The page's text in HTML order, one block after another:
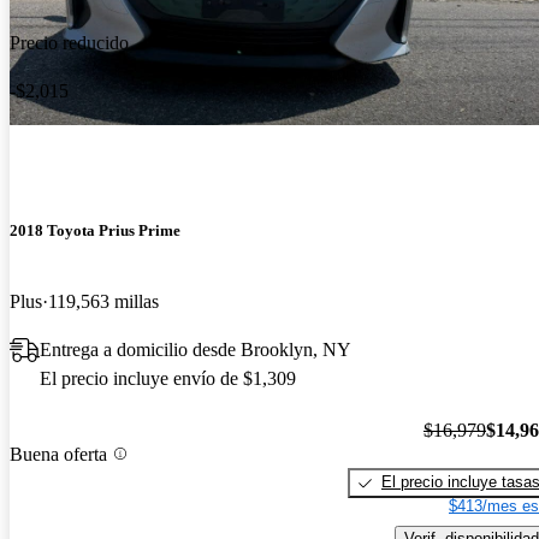
Precio reducido
-$2,015
2018 Toyota Prius Prime
Plus 119,563 millas
Entrega a domicilio desde Brooklyn, NY
El precio incluye envío de $1,309
Buena oferta
$16,979
El precio incluye tasas
$413/mes